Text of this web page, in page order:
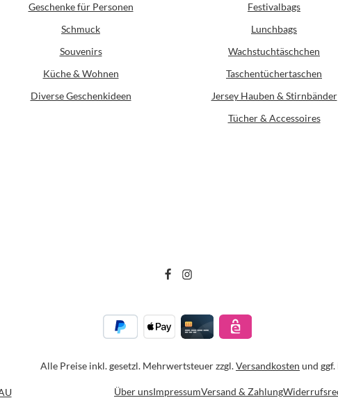
Geschenke für Personen
Schmuck
Souvenirs
Küche & Wohnen
Diverse Geschenkideen
Festivalbags
Lunchbags
Wachstuchtäschchen
Taschentüchertaschen
Jersey Hauben & Stirnbänder
Tücher & Accessoires
Alle Preise inkl. gesetzl. Mehrwertsteuer zzgl.Versandkosten und
Über unsImpressumVersand & Zahlung